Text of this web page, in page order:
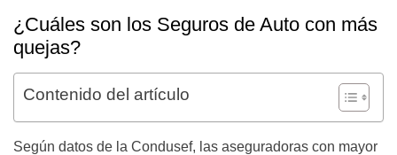
¿Cuáles son los Seguros de Auto con más
quejas?
Contenido del artículo
Según datos de la Condusef, las aseguradoras con mayor